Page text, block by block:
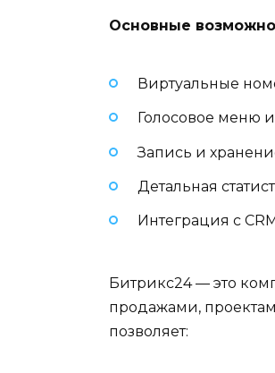
Основные
Виртуальные
Голосовое меню
Запись и
Детальная
Интеграция с
Битрикс24 — это
продажами,
позволяет: